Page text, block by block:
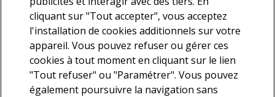
services offerts par Deloitte
cliquant sur "Tout accepter", vous acceptez
l'installation de cookies additionnels sur votre
appareil. Vous pouvez refuser ou gérer ces
cookies à tout moment en cliquant sur le lien
"Tout refuser" ou "Paramétrer". Vous pouvez
également poursuivre la navigation sans